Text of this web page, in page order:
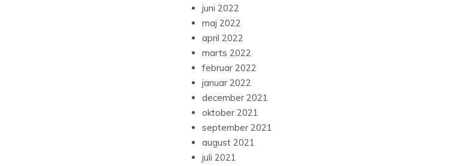
juni 2022
maj 2022
april 2022
marts 2022
februar 2022
januar 2022
december 2021
oktober 2021
september 2021
august 2021
juli 2021